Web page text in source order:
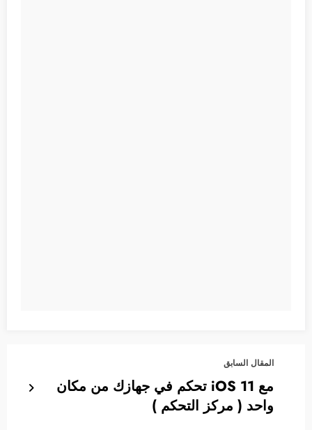
المقال السابق
مع iOS 11 تحكم في جهازك من مكان
واحد ( مركز التحكم )